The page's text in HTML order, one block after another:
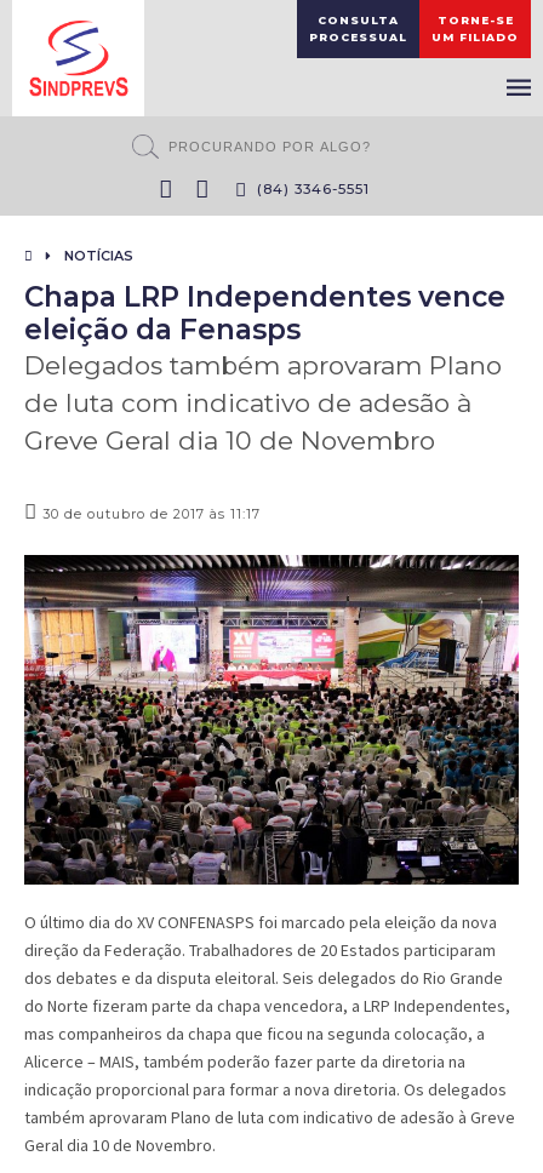
CONSULTA
PROCESSUAL
TORNE-SE
UM FILIADO
(84) 3346-5551
NOTÍCIAS
Chapa LRP Independentes vence
eleição da Fenasps
Delegados também aprovaram Plano
de luta com indicativo de adesão à
Greve Geral dia 10 de Novembro
30 de outubro de 2017 às 11:17
O último dia do XV CONFENASPS foi marcado pela eleição da nova
direção da Federação. Trabalhadores de 20 Estados participaram
dos debates e da disputa eleitoral. Seis delegados do Rio Grande
do Norte fizeram parte da chapa vencedora, a LRP Independentes,
mas companheiros da chapa que ficou na segunda colocação, a
Alicerce – MAIS, também poderão fazer parte da diretoria na
indicação proporcional para formar a nova diretoria. Os delegados
também aprovaram Plano de luta com indicativo de adesão à Greve
Geral dia 10 de Novembro.